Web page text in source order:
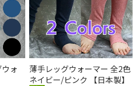
ォ
薄手レッグウォーマー 全2色
ネイビー/ピンク 【日本製】